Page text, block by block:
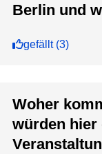
Berlin und
gefällt(3)
Woher
würden hier